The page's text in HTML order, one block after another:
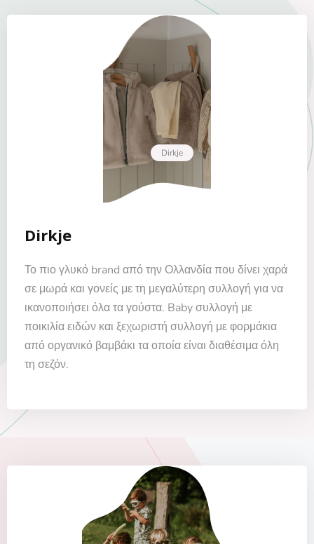
Dirkje
Dirkje
Το πιο γλυκό brand από την Ολλανδία που δίνει χαρά
σε μωρά και γονείς με τη μεγαλύτερη συλλογή για να
ικανοποιήσει όλα τα γούστα. Baby συλλογή με
ποικιλία ειδών και ξεχωριστή συλλογή με φορμάκια
από οργανικό βαμβάκι τα οποία είναι διαθέσιμα όλη
τη σεζόν.